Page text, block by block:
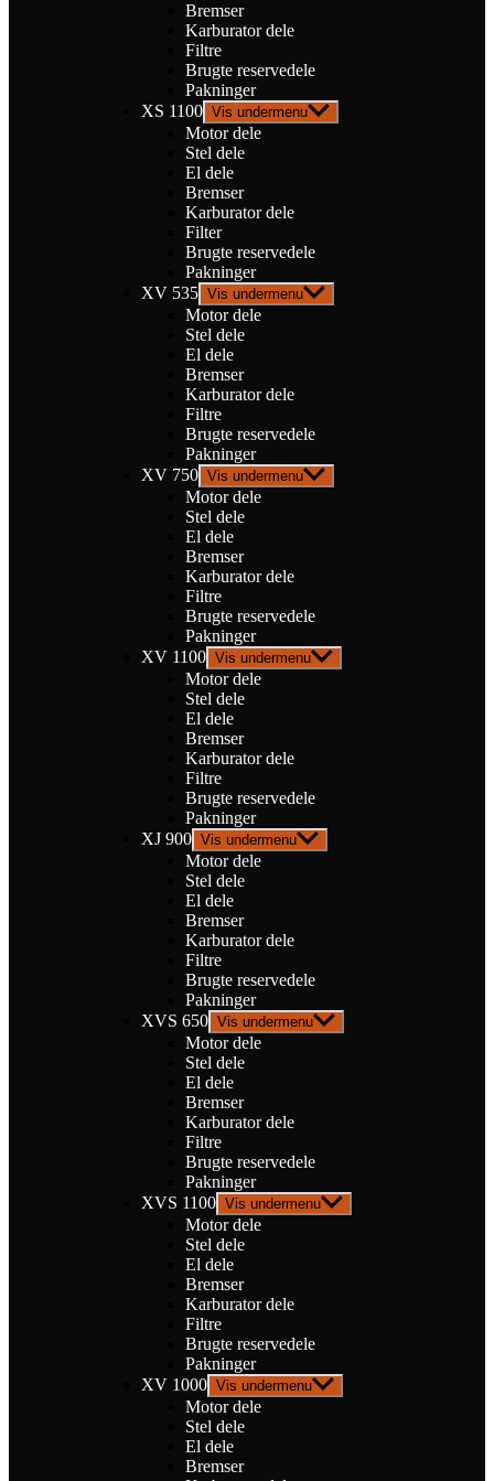
Bremser
Karburator dele
Filtre
Brugte reservedele
Pakninger
XS 1100 Vis undermenu
Motor dele
Stel dele
El dele
Bremser
Karburator dele
Filter
Brugte reservedele
Pakninger
XV 535 Vis undermenu
Motor dele
Stel dele
El dele
Bremser
Karburator dele
Filtre
Brugte reservedele
Pakninger
XV 750 Vis undermenu
Motor dele
Stel dele
El dele
Bremser
Karburator dele
Filtre
Brugte reservedele
Pakninger
XV 1100 Vis undermenu
Motor dele
Stel dele
El dele
Bremser
Karburator dele
Filtre
Brugte reservedele
Pakninger
XJ 900 Vis undermenu
Motor dele
Stel dele
El dele
Bremser
Karburator dele
Filtre
Brugte reservedele
Pakninger
XVS 650 Vis undermenu
Motor dele
Stel dele
El dele
Bremser
Karburator dele
Filtre
Brugte reservedele
Pakninger
XVS 1100 Vis undermenu
Motor dele
Stel dele
El dele
Bremser
Karburator dele
Filtre
Brugte reservedele
Pakninger
XV 1000 Vis undermenu
Motor dele
Stel dele
El dele
Bremser